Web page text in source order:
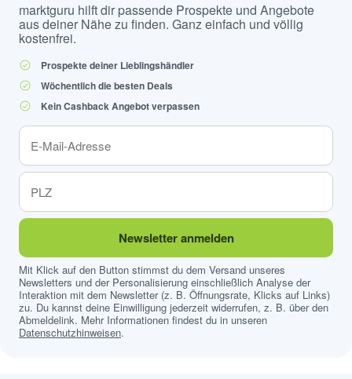
marktguru hilft dir passende Prospekte und Angebote
aus deiner Nähe zu finden. Ganz einfach und völlig
kostenfrei.
Prospekte deiner Lieblingshändler
Wöchentlich die besten Deals
Kein Cashback Angebot verpassen
Newsletter anmelden
Mit Klick auf den Button stimmst du dem Versand unseres
Newsletters und der Personalisierung einschließlich Analyse der
Interaktion mit dem Newsletter (z. B. Öffnungsrate, Klicks auf Links)
zu. Du kannst deine Einwilligung jederzeit widerrufen, z. B. über den
Abmeldelink. Mehr Informationen findest du in unseren
Datenschutzhinweisen.